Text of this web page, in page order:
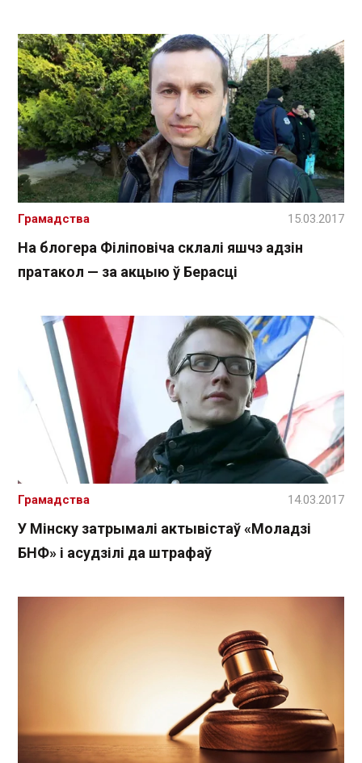
На блогера Філіповіча склалі яшчэ адзін
пратакол — за акцыю ў Берасці
Грамадства 15.03.2017
У Мінску затрымалі актывістаў «Моладзі
БНФ» і асудзілі да штрафаў
Грамадства 14.03.2017